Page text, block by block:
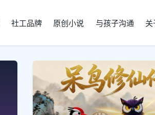
社工品牌 原创小说 与孩子沟通 关